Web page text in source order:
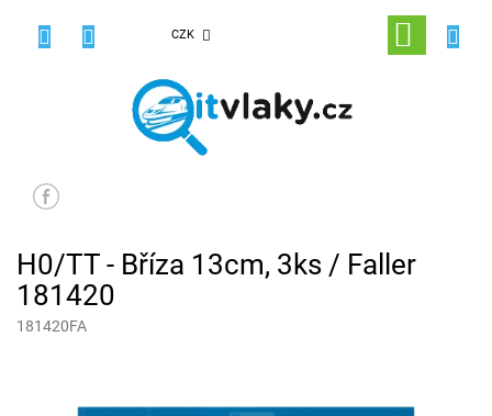
CZK
NÁKUPNÍ
KOŠÍK
H0/TT - Bříza 13cm, 3ks / Faller
181420
181420FA